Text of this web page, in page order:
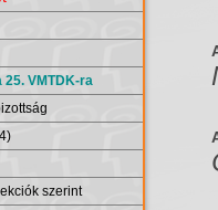
VMTDK-ra
szerint